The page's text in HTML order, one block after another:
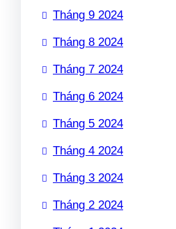
Tháng 9 2024
Tháng 8 2024
Tháng 7 2024
Tháng 6 2024
Tháng 5 2024
Tháng 4 2024
Tháng 3 2024
Tháng 2 2024